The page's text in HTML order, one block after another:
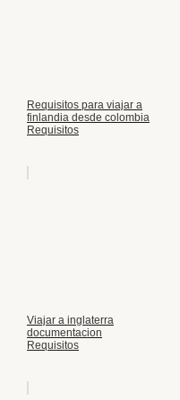
Requisitos para viajar a
finlandia desde colombia
Requisitos
Viajar a inglaterra
documentacion
Requisitos